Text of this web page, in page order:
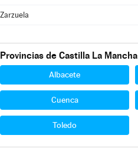
Zarzuela
Provincias de Castilla La Mancha
Albacete
Cuenca
Toledo